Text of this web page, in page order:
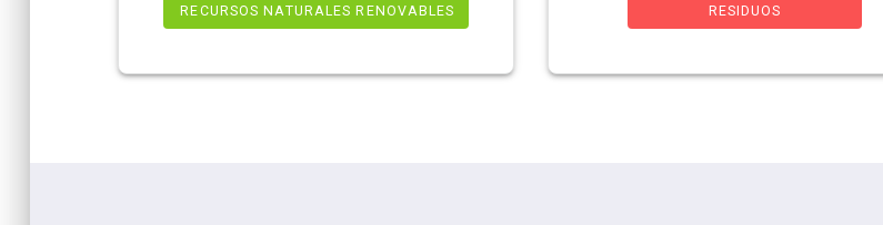
RECURSOS NATURALES RENOVABLES RESIDUOS